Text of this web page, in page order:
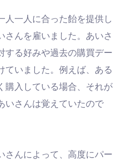
人一人に合った飴を提供し
さんを雇いました。あいさ
する好みや過去の購買デー
ていました。例えば、ある
購入している場合、それが
いさんは覚えていたので
さんによって、高度にパー